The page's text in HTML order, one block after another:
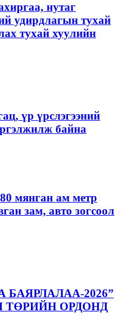
нутаг
удирдлагын тухай
тухай хуулийн
үр үрслэгээний
байна
мянган ам метр
зам, авто зогсоол
2026”
ТӨРИЙН ОРДОНД